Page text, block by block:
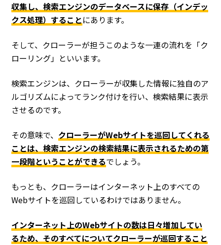
収集し、検索エンジンのデータベースに保存（インデッ
クス処理）することにあります。
そして、クローラーが担うこのような一連の流れを「ク
ローリング」といいます。
検索エンジンは、クローラーが収集した情報に独自のア
ルゴリズムによってランク付けを行い、検索結果に表示
させるのです。
その意味で、 クローラーがWebサイトを巡回してくれる
ことは、検索エンジンの検索結果に表示されるための第
一段階ということができるでしょう。
もっとも、クローラーはインターネット上のすべての
Webサイトを巡回しているわけではありません。
インターネット上のWebサイトの数は日々増加してい
るため、そのすべてについてクローラーが巡回すること